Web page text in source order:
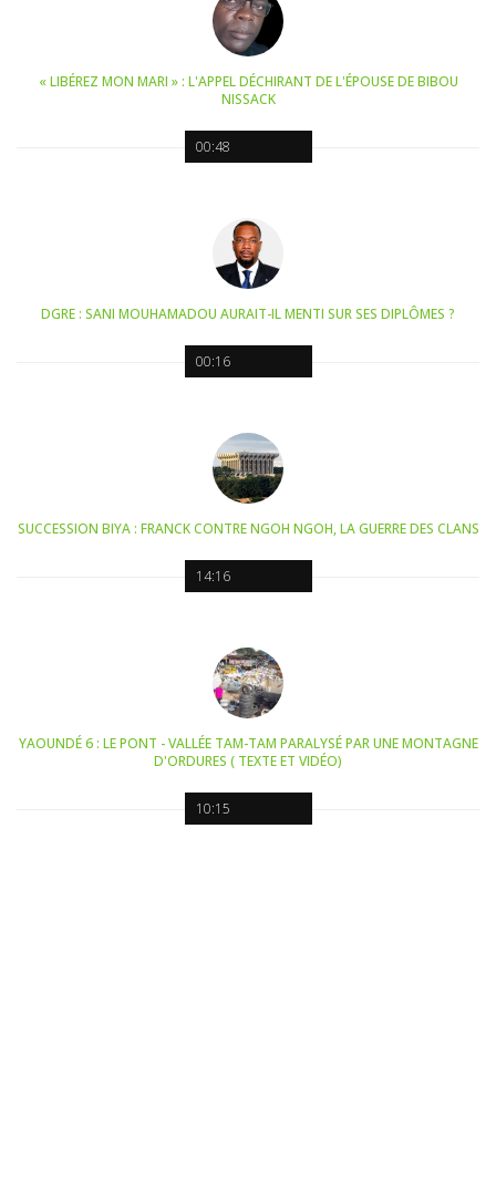
00:48
« LIBÉREZ MON MARI » : L'APPEL DÉCHIRANT DE L'ÉPOUSE DE BIBOU
NISSACK
00:16
DGRE : SANI MOUHAMADOU AURAIT-IL MENTI SUR SES DIPLÔMES ?
14:16
SUCCESSION BIYA : FRANCK CONTRE NGOH NGOH, LA GUERRE DES CLANS
10:15
YAOUNDÉ 6 : LE PONT - VALLÉE TAM-TAM PARALYSÉ PAR UNE MONTAGNE
D'ORDURES ( TEXTE ET VIDÉO)